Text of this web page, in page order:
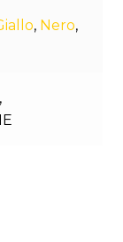
, Nero,
,